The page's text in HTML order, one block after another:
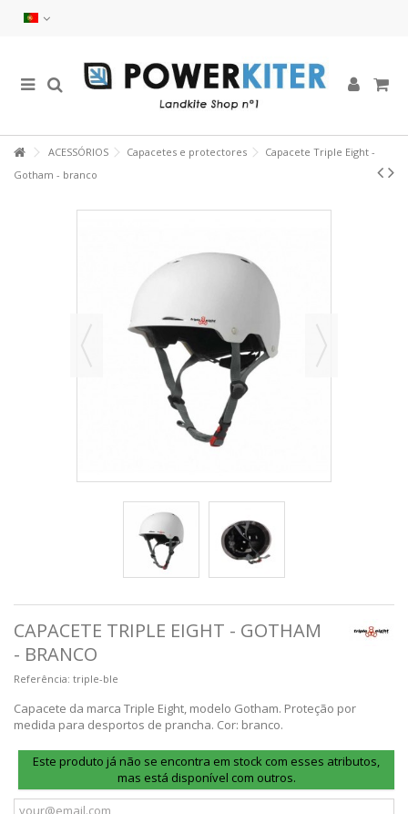
ACESSÓRIOS Capacetes e protectores
Capacete Triple Eight -
Gotham - branco
CAPACETE TRIPLE EIGHT - GOTHAM
- BRANCO
Referência: triple-ble
Capacete da marca Triple Eight, modelo Gotham. Proteção por
medida para desportos de prancha. Cor: branco.
Este produto já não se encontra em stock com esses atributos,
mas está disponível com outros.